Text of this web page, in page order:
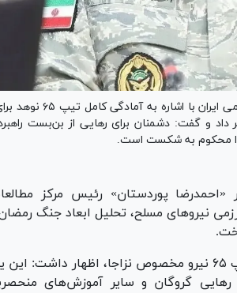
رئیس مرکز مطالعات راهبردی ارتش
و گفت: دشمنان برای رهایی از بن‌بست
محکوم به شکست است.
پوردستان» رئیس مرکز
نیرو‌های مسلح، تحلیل ابعاد جنگ
امیر پوردستان با اشاره به جایگاه عملیاتی تیپ ۶۵ نیرو مخصوص نزاجا،
گروگان و سایر آموزش‌های